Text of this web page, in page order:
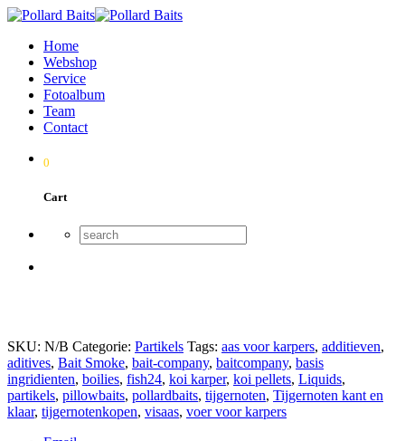
Home
Webshop
Service
Fotoalbum
Team
Contact
0
Cart
SKU: N/B Categorie: Partikels Tags: aas voor karpers, additieven,
aditives, Bait Smoke, bait-company, baitcompany, basis
ingridienten, boilies, fish24, koi karper, koi pellets, Liquids,
partikels, pillowbaits, pollardbaits, tijgernoten, Tijgernoten kant en
klaar, tijgernotenkopen, visaas, voer voor karpers